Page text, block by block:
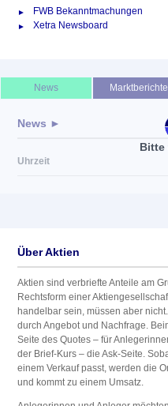
FWB Bekanntmachungen
Xetra Newsboard
Bitte
News Marktberichte
News ►
Uhrzeit
Über Aktien
Aktien sind verbriefte Anteile am
Rechtsform einer
handelbar sein, müssen aber
durch Angebot und Nachfrage.
Seite des Quotes – für
der Brief-Kurs – die Ask-Seite.
einem Verkauf passt, werden die
und kommt zu einem Umsatz.